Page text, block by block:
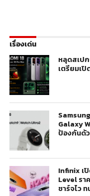
เรื่องเด่น
หลุดสเป
เตรียมเ
Galaxy
ป้องกันด้
Infinix เ
Level รา
ชาร์จไว